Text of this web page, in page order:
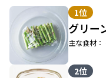
1位
グリー
主な食材：
2位